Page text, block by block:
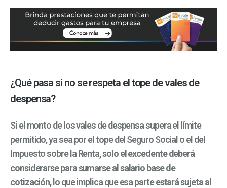
¿Qué pasa si no se respeta el tope de vales de
despensa?
Si el monto de los vales de despensa supera el límite
permitido, ya sea por el tope del Seguro Social o el del
Impuesto sobre la Renta,solo el excedente deberá
considerarse para sumarse al salario base de
cotización, lo que implica que esa parteestará sujeta al